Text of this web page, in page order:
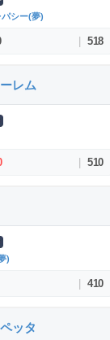
シー(夢)
518
レム
510
)
410
ッタ